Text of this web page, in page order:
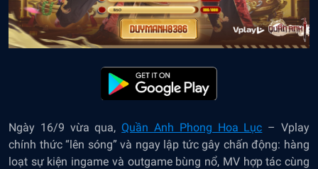
Ngày 16/9 vừa qua,Quần Anh Phong Hoa Lục – Vplay
chính thức “lên sóng” và ngay lập tức gây chấn động: hàng
loạt sự kiện ingame và outgame bùng nổ, MV hợp tác cùng